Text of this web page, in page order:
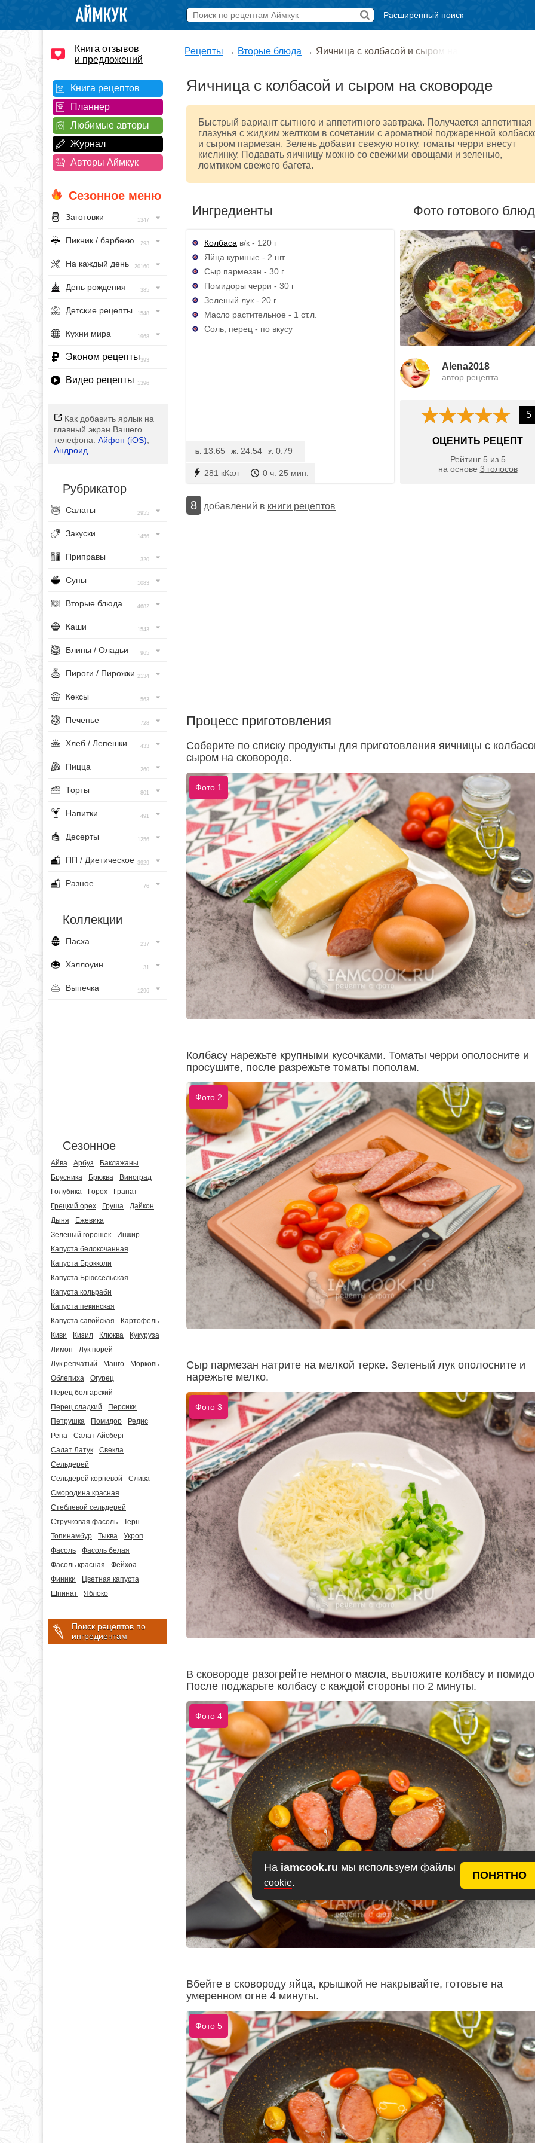
На iamcook.ru мы используем файлы
cookie.
ПОНЯТНО
Расширенный поиск
Книга отзывов
и предложений
Книга рецептов
Планнер
Любимые авторы
Журнал
Авторы Аймкук
Сезонное меню
Заготовки 1347
Пикник / барбекю 293
На каждый день 20160
День рождения 385
Детские рецепты 1548
Кухни мира 1968
Эконом рецепты393
Видео рецепты 1396
Как добавить ярлык на
главный экран Вашего
телефона: Айфон (iOS)
Андроид
Рубрикатор
Салаты 2955
Закуски 1456
Приправы 320
Супы 1083
Вторые блюда 4682
Каши 1543
Блины / Оладьи 965
Пироги / Пирожки 2134
Кексы 563
Печенье 728
Хлеб / Лепешки 433
Пицца 260
Торты 801
Напитки 491
Десерты 1256
ПП / Диетическое 3929
Разное 76
Коллекции
Пасха 237
Хэллоуин 31
Выпечка 1296
Сезонное
Айва Арбуз
Баклажаны
Брусника
Брюква
Виноград
Голубика
Горох
Гранат
Грецкий орех
Груша
Дайкон
Дыня
Ежевика
Зеленый горошек
Инжир
Капуста белокочанная
Капуста Брокколи
Капуста Брюссельская
Капуста кольраби
Капуста пекинская
Капуста савойская
Картофель
Киви
Кизил Клюква
Кукуруза
Лимон
Лук порей
Лук репчатый
Манго
Морковь
Облепиха
Огурец
Перец болгарский
Перец сладкий
Персики
Петрушка
Помидор
Редис
Репа
Салат Айсберг
Салат Латук
Свекла
Сельдерей
Сельдерей корневой
Слива
Смородина красная
Стеблевой сельдерей
Стручковая фасоль
Терн
Топинамбур
Тыква
Укроп
Фасоль
Фасоль белая
Фасоль красная
Фейхоа
Финики
Цветная капуста
Шпинат
Яблоко
Поиск рецептов по
ингредиентам
Рецепты → Вторые блюда → Яичница с колбасой и сыром на
Яичница с колбасой и сыром на сковороде
Быстрый вариант сытного и аппетитного завтрака. Получается аппетитная
глазунья с жидким желтком в сочетании с ароматной поджаренной
и сыром пармезан. Зелень добавит свежую нотку, томаты черри внесут
кислинку. Подавать яичницу можно со свежими овощами и зеленью,
ломтиком свежего багета.
Ингредиенты
Колбаса в/к - 120 г
Яйца куриные - 2 шт.
Сыр пармезан - 30 г
Помидоры черри - 30 г
Зеленый лук - 20 г
Масло растительное - 1 ст.л.
Соль, перец - по вкусу
281 кКал 0 ч. 25 мин.
Б: 13.65 Ж: 24.54 У: 0.79
Фото готового
Alena2018
автор рецепта
5
ОЦЕНИТЬ РЕЦЕПТ
Рейтинг 5 из 5
на основе 3 голосов
8 добавлений в книги рецептов
Процесс приготовления
Соберите по списку продукты для приготовления яичницы с
сыром на сковороде.
Фото 1
Колбасу нарежьте крупными кусочками. Томаты черри ополосните и
просушите, после разрежьте томаты пополам.
Фото 2
Сыр пармезан натрите на мелкой терке. Зеленый лук ополосните и
нарежьте мелко.
Фото 3
В сковороде разогрейте немного масла, выложите колбасу и
После поджарьте колбасу с каждой стороны по 2 минуты.
Фото 4
Вбейте в сковороду яйца, крышкой не накрывайте, готовьте на
умеренном огне 4 минуты.
Фото 5